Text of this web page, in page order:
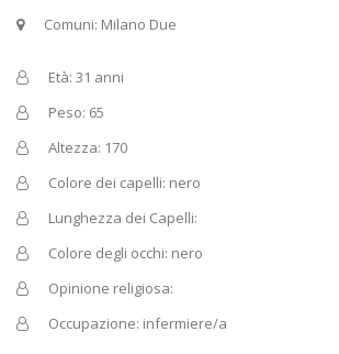
Comuni: Milano Due
Età: 31 anni
Peso: 65
Altezza: 170
Colore dei capelli: nero
Lunghezza dei Capelli:
Colore degli occhi: nero
Opinione religiosa:
Occupazione: infermiere/a